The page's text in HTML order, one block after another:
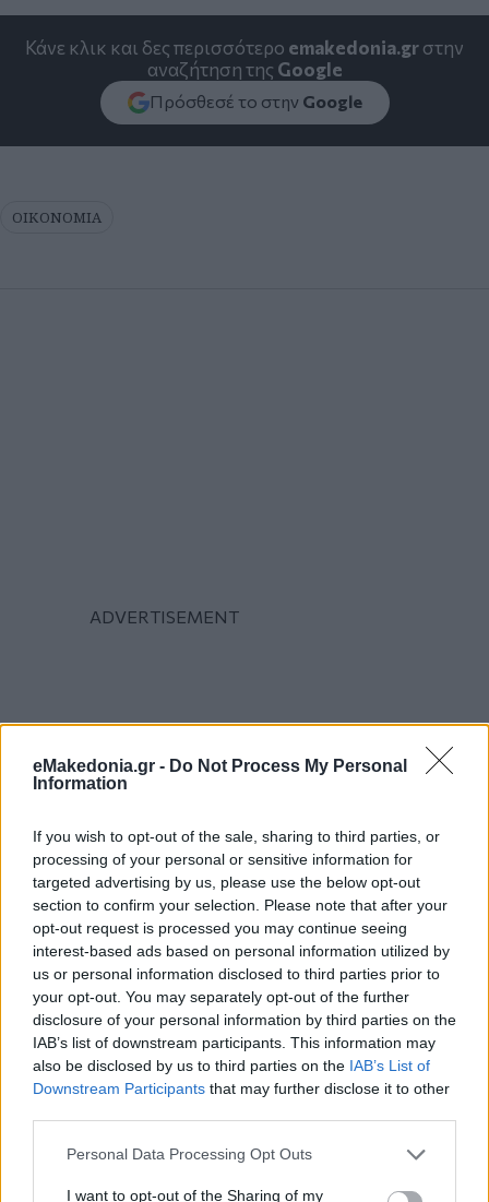
eMakedonia.gr - Do Not Process My Personal
Information
If you wish to opt-out of the sale, sharing to third parties, or
processing of your personal or sensitive information for
targeted advertising by us, please use the below opt-out
section to confirm your selection. Please note that after your
opt-out request is processed you may continue seeing
interest-based ads based on personal information utilized by
us or personal information disclosed to third parties prior to
your opt-out. You may separately opt-out of the further
disclosure of your personal information by third parties on the
IAB’s list of downstream participants. This information may
also be disclosed by us to third parties on the IAB’s List of
Downstream Participants that may further disclose it to other
Please note that this website/app uses one or more Google
not limited to your visit or usage behaviour. You may click to
Personal Data Processing Opt Outs
I want to opt-out of the Sharing of my
Κάνε κλικ και δες περισσότερο emakedonia.grστην
αναζήτηση της Google
Πρόσθεσέ το στην Google
ΟΙΚΟΝΟΜΙΑ